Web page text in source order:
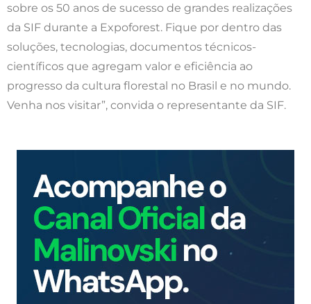
sobre os 50 anos de sucesso de grandes realizações
da SIF durante a Expoforest. Fique por dentro das
soluções, tecnologias, documentos técnicos-
científicos que agregam valor e eficiência ao
progresso da cultura florestal no Brasil e no mundo.
Venha nos visitar”, convida o representante da SIF.